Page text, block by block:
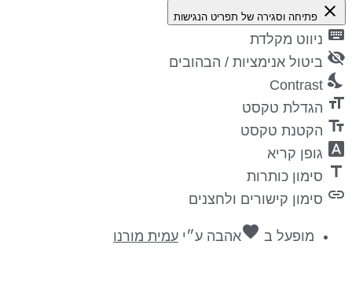
close פתיחה וסגירה של תפריט הנגישות
ניווט מקלדת
ביטול אנימציות / הבהובים
Contrast
הגדלת טקסט
הקטנת טקסט
גופן קריא
סימון כותרות
סימון קישורים ולחצנים
מופעל בfavoriteאהבהע״יעמית מורנו